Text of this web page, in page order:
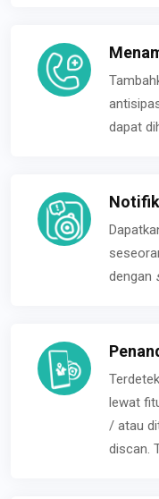
dapat
dengan
lewat
/ atau
discan.